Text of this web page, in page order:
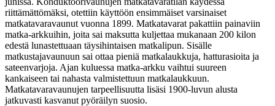
riittämättömäksi, otettiin käyttöön ensimmäiset varsinaiset
matkatavaravaunut vuonna 1899. Matkatavarat pakattiin painaviin
matka-arkkuihin, joita sai maksutta kuljettaa mukanaan 200 kilon
edestä lunastettuaan täysihintaisen matkalipun. Sisälle
matkustajavaunuun sai ottaa pieniä matkalaukkuja, hatturasioita ja
sateenvarjoja. Ajan kuluessa matka-arkku vaihtui suureen
kankaiseen tai nahasta valmistettuun matkalaukkuun.
Matkatavaravaunujen tarpeellisuutta lisäsi 1900-luvun alusta
jatkuvasti kasvanut pyöräilyn suosio.